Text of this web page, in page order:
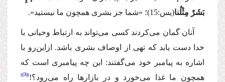
بَشَرٌ مِثْلُنا(یس:15)؛ «شما جز بشری همچون ما نیستید».
آنان گمان می‌كردند كسی می‌تواند به ارتباط وحیانی با
خدا دست یابد كه تهی از اوصاف بشری باشد. ازاین‌رو با
اشاره به پیامبر خود می‌گفتند: این چه پیامبری است كه
همچون ما غذا می‌خورد و در بازارها راه می‌رود؟! (3)